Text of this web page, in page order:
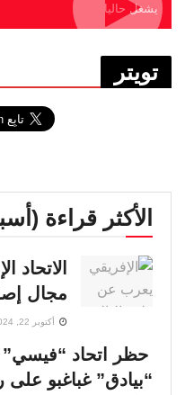
يشغل حاليا
تويتر
الأكثر قراءة
مجال
أكتوبر 22, 2024
حظر اتحاد “فيسي”
“بيادق” غباغبو